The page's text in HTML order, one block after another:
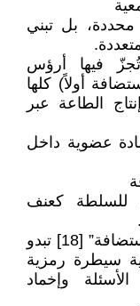
محددة، بل تبني
فيها أرؤس
(الاستضافة أولاً) كلها
الطاعة عبر
عضوية داخل
للسلطة كعنف
الجملة”من عاداتنا لا نتناقش إلا بعد الاستضافة” [18] تبدو
سيطرة رمزية
وإخماد